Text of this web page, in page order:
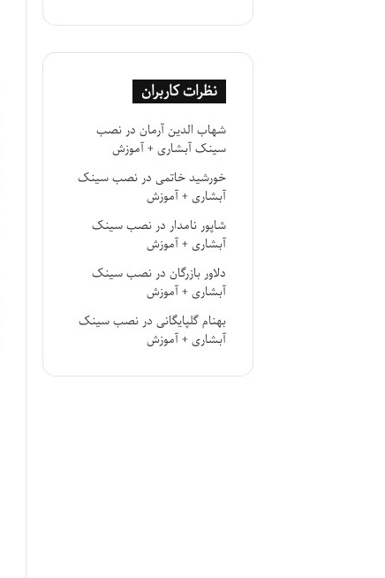
نظرات کاربران
شهاب الدین آرمان درنصب
سینک آبشاری + آموزش
خورشید خاتمی درنصب سینک
آبشاری + آموزش
شاپور نامدار درنصب سینک
آبشاری + آموزش
دلاور بازرگان درنصب سینک
آبشاری + آموزش
بهنام گلپایگانی درنصب سینک
آبشاری + آموزش